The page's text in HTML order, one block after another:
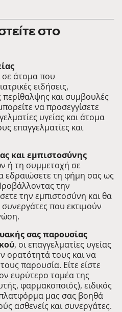
στο
σε άτομα που
ειδήσεις,
περίθαλψης και συμβουλές
να προσεγγίσετε
υγείας και άτομα
επαγγελματίες και
και εμπιστοσύνης
ή τη συμμετοχή σε
εδραιώσετε τη φήμη σας ως
την
την εμπιστοσύνη και θα
που εκτιμούν
σας παρουσίας
, οι επαγγελματίες υγείας
ορατότητά τους και να
παρουσία. Είτε είστε
ευρύτερο τομέα της
φαρμακοποιός), ειδικός
μας σας βοηθά
ασθενείς και συνεργάτες.